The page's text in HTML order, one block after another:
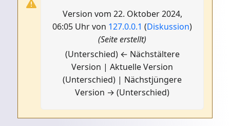
Version vom 22. Oktober 2024,
06:05 Uhr von 127.0.0.1 (Diskussion)
(Seite erstellt)
(Unterschied) ← Nächstältere
Version | Aktuelle Version
(Unterschied) | Nächstjüngere
Version → (Unterschied)